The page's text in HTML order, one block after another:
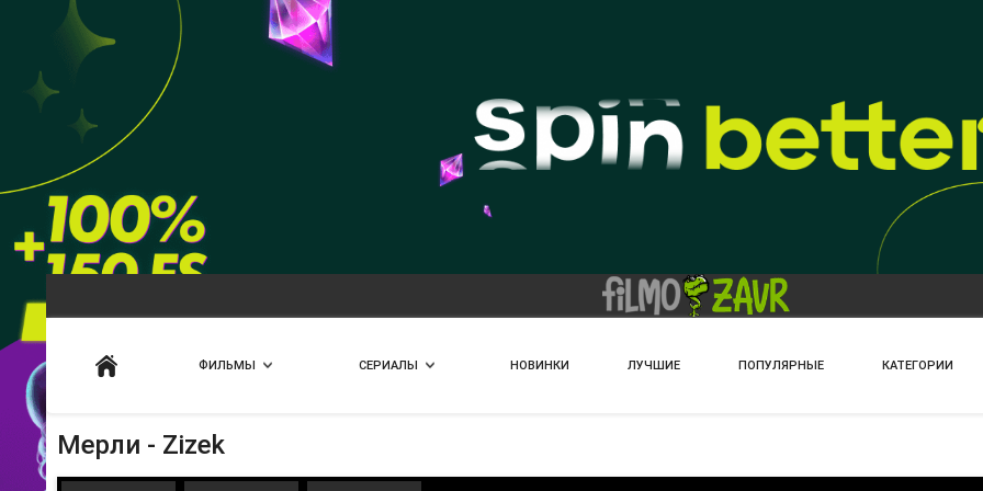
ФИЛЬМЫ СЕРИАЛЫ НОВИНКИ ЛУЧШИЕ ПОПУЛЯРНЫЕ КАТЕГОРИИ
Мерли - Zizek